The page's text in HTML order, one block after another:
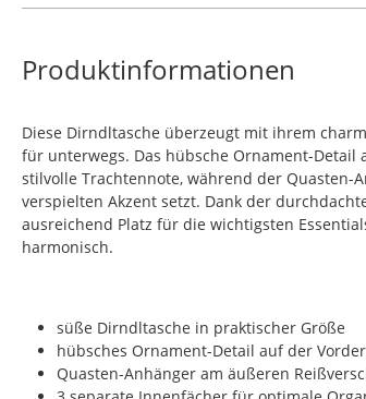
Produktinformationen
Diese Dirndltasche überzeugt mit ihrem
für unterwegs. Das hübsche Ornament-Detail
stilvolle Trachtennote, während der Quasten-
verspielten Akzent setzt. Dank der
ausreichend Platz für die wichtigsten
harmonisch.
süße Dirndltasche in praktischer Größe
hübsches Ornament-Detail auf der
Quasten-Anhänger am äußeren